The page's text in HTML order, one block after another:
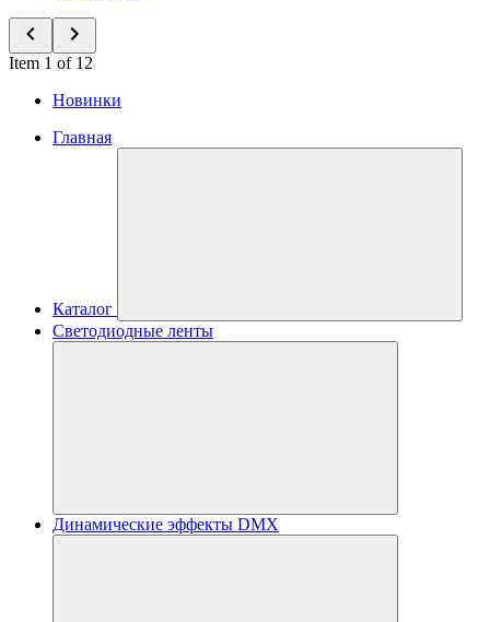
Item 1 of 12
Новинки
Главная
Каталог
Светодиодные ленты
Динамические эффекты DMX